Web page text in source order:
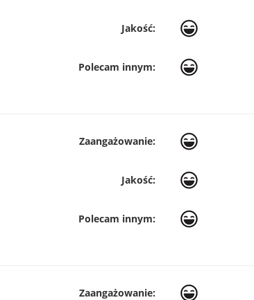
Jakość:
Polecam innym:
Zaangażowanie:
Jakość:
Polecam innym:
Zaangażowanie: